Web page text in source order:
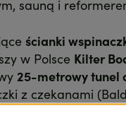
sauną i
ścianki
w Polsce Kilter
25-metrowy tunel
z czekanami